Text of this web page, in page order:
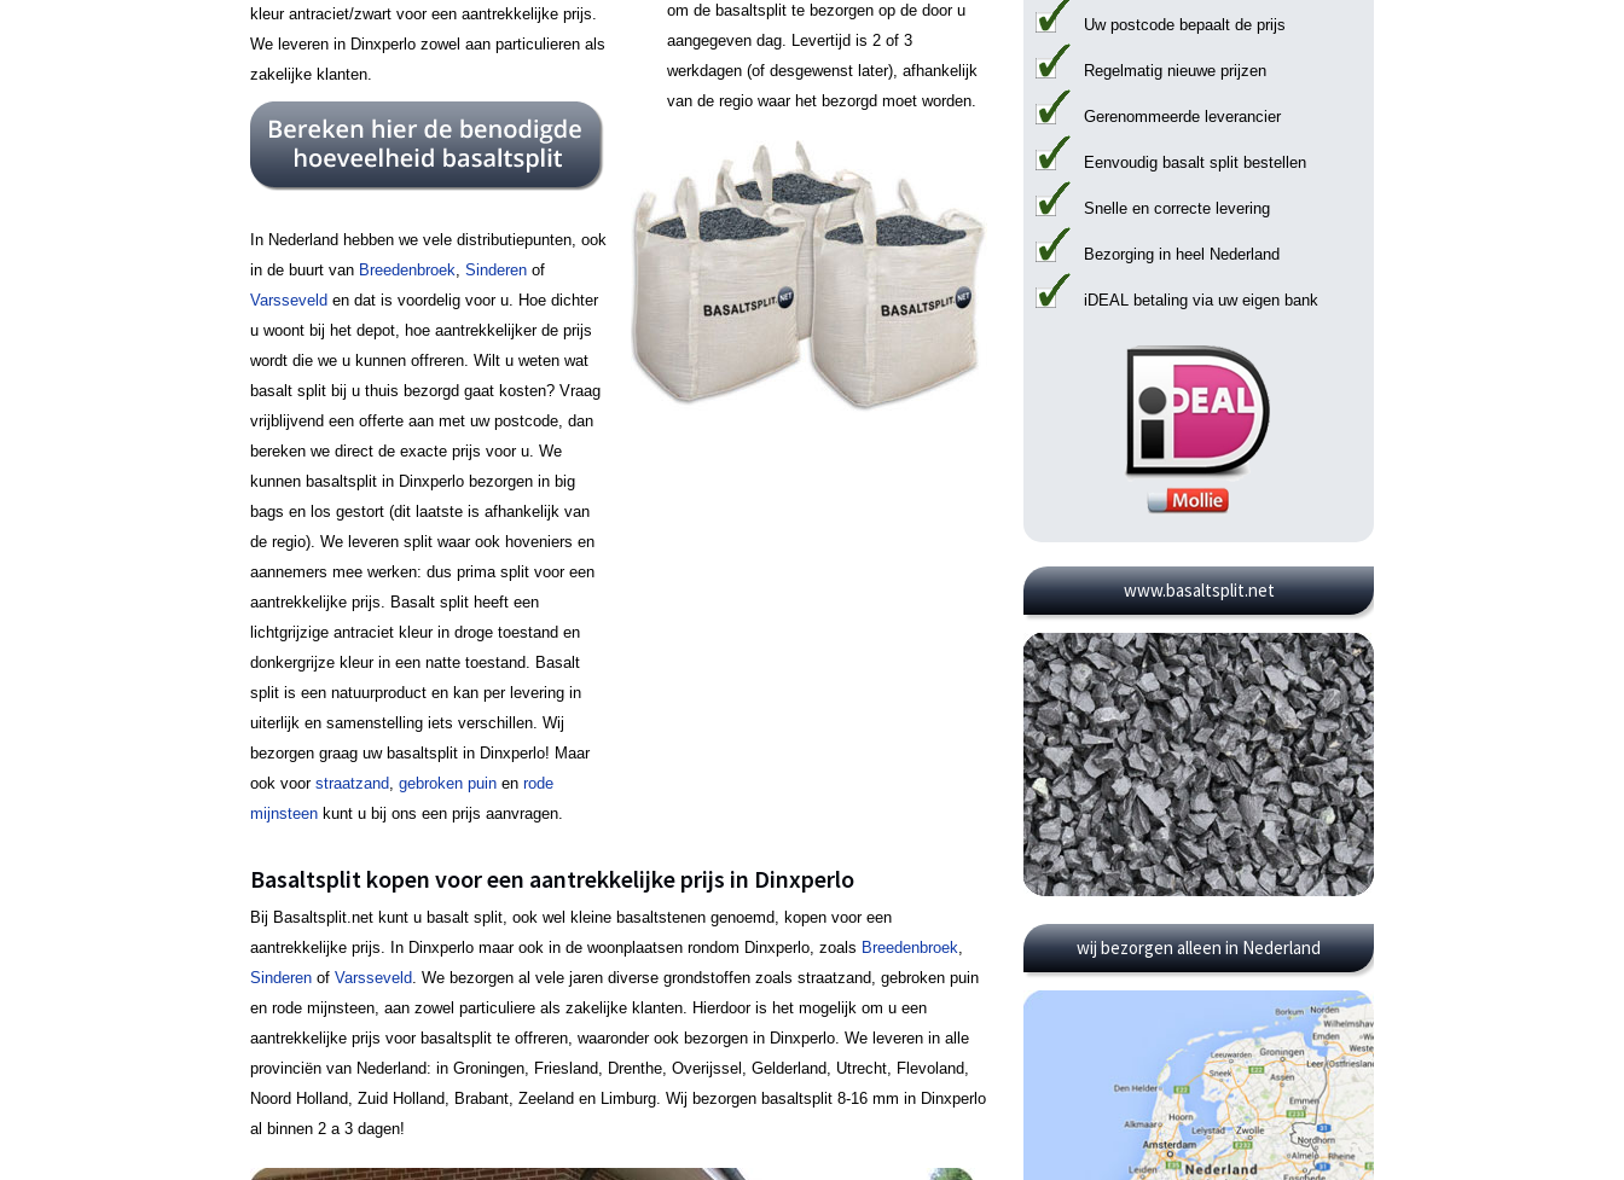
kleur antraciet/zwart voor een aantrekkelijke prijs.
We leveren in Dinxperlo zowel aan particulieren als
zakelijke klanten.
In Nederland hebben we vele distributiepunten, ook
in de buurt van Breedenbroek, Sinderen of
Varsseveld en dat is voordelig voor u. Hoe dichter
u woont bij het depot, hoe aantrekkelijker de prijs
wordt die we u kunnen offreren. Wilt u weten wat
basalt split bij u thuis bezorgd gaat kosten? Vraag
vrijblijvend een offerte aan met uw postcode, dan
bereken we direct de exacte prijs voor u. We
kunnen basaltsplit in Dinxperlo bezorgen in big
bags en los gestort (dit laatste is afhankelijk van
de regio). We leveren split waar ook hoveniers en
aannemers mee werken: dus prima split voor een
aantrekkelijke prijs. Basalt split heeft een
lichtgrijzige antraciet kleur in droge toestand en
donkergrijze kleur in een natte toestand. Basalt
split is een natuurproduct en kan per levering in
uiterlijk en samenstelling iets verschillen. Wij
bezorgen graag uw basaltsplit in Dinxperlo! Maar
ook voor straatzand, gebroken puin en rode
mijnsteen kunt u bij ons een prijs aanvragen.
om de basaltsplit te bezorgen op de door u
aangegeven dag. Levertijd is 2 of 3
werkdagen (of desgewenst later), afhankelijk
van de regio waar het bezorgd moet worden.
Basaltsplit kopen voor een aantrekkelijke prijs in Dinxperlo
Bij Basaltsplit.net kunt u basalt split, ook wel kleine basaltstenen genoemd, kopen voor een
aantrekkelijke prijs. In Dinxperlo maar ook in de woonplaatsen rondom Dinxperlo, zoals Breedenbroek,
Sinderen of Varsseveld. We bezorgen al vele jaren diverse grondstoffen zoals straatzand, gebroken puin
en rode mijnsteen, aan zowel particuliere als zakelijke klanten. Hierdoor is het mogelijk om u een
aantrekkelijke prijs voor basaltsplit te offreren, waaronder ook bezorgen in Dinxperlo. We leveren in alle
provinciën van Nederland: in Groningen, Friesland, Drenthe, Overijssel, Gelderland, Utrecht, Flevoland,
Noord Holland, Zuid Holland, Brabant, Zeeland en Limburg. Wij bezorgen basaltsplit 8-16 mm in Dinxperlo
al binnen 2 a 3 dagen!
Uw postcode bepaalt de prijs
Regelmatig nieuwe prijzen
Gerenommeerde leverancier
Eenvoudig basalt split bestellen
Snelle en correcte levering
Bezorging in heel Nederland
iDEAL betaling via uw eigen bank
www.basaltsplit.net
wij bezorgen alleen in Nederland